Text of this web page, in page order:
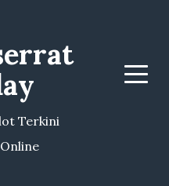
Terkini
Menu